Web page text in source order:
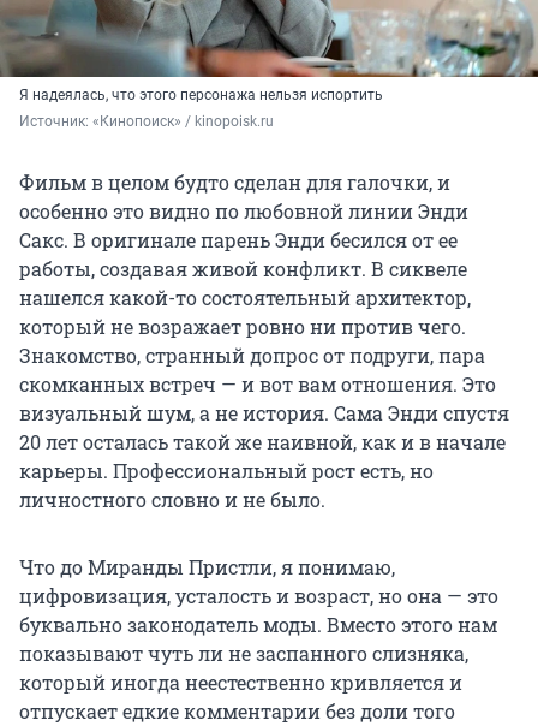
Я надеялась, что этого персонажа нельзя испортить
Источник: «Кинопоиск» / kinopoisk.ru
Фильм в целом будто сделан для галочки, и
особенно это видно по любовной линии Энди
Сакс. В оригинале парень Энди бесился от ее
работы, создавая живой конфликт. В сиквеле
нашелся какой-то состоятельный архитектор,
который не возражает ровно ни против чего.
Знакомство, странный допрос от подруги, пара
скомканных встреч — и вот вам отношения. Это
визуальный шум, а не история. Сама Энди спустя
20 лет осталась такой же наивной, как и в начале
карьеры. Профессиональный рост есть, но
личностного словно и не было.
Что до Миранды Пристли, я понимаю,
цифровизация, усталость и возраст, но она — это
буквально законодатель моды. Вместо этого нам
показывают чуть ли не заспанного слизняка,
который иногда неестественно кривляется и
отпускает едкие комментарии без доли того